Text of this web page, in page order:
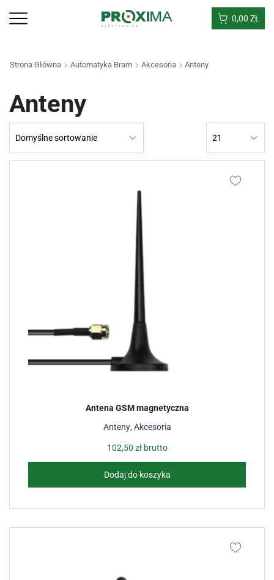
0,00 ZŁ
Strona Główna Automatyka Bram Akcesoria Anteny
Anteny
Anteny,Akcesoria
Antena GSM magnetyczna
102,50 złbrutto
Dodaj do koszyka